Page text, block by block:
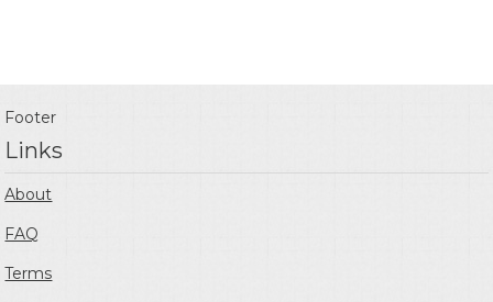
Footer
Links
About
FAQ
Terms